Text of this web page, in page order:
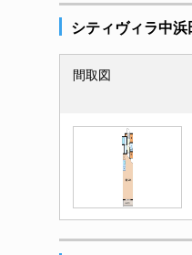
シティヴィラ中
間取図